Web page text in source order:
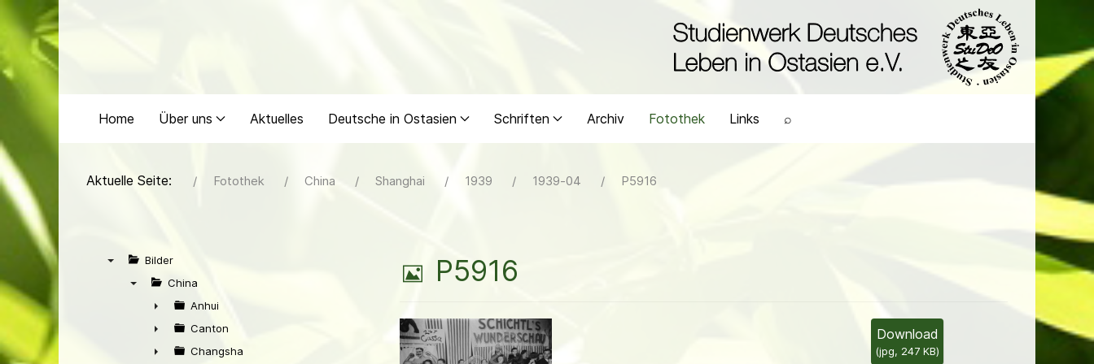
Home Über uns Aktuelles Deutsche in Ostasien Schriften Archiv Fotothek Links ⌕
Aktuelle Seite: Fotothek China Shanghai 1939 1939-04 P5916
Bilder
China
►
Anhui
►
Canton
Changsha
B
l
P5916
Download
(jpg, 247 KB)